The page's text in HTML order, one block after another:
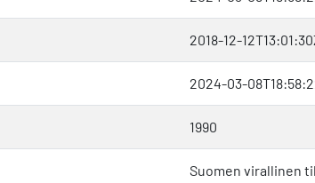
2018-12-
2024-03-
1990
Suomen virallinen